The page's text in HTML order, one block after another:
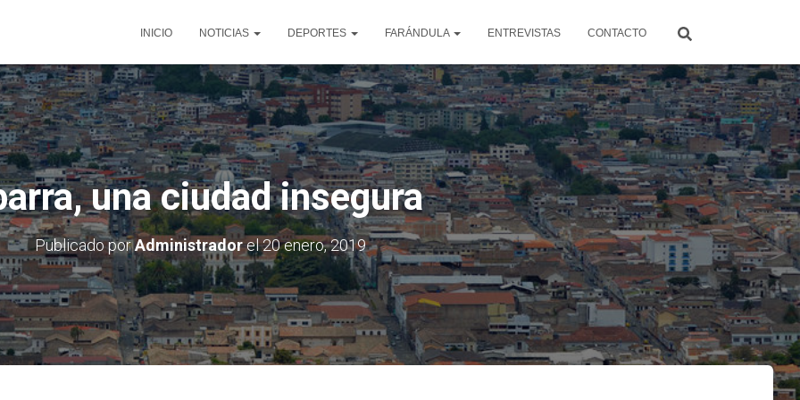
INICIO NOTICIAS DEPORTES FARÁNDULA ENTREVISTAS CONTACTO
una ciudad insegura
Publicado porAdministradorel20 enero, 2019